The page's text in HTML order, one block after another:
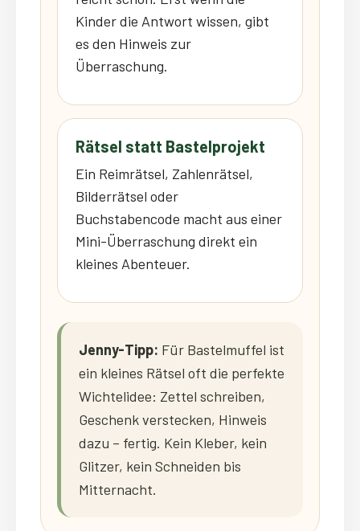
Kinder die Antwort wissen, gibt
es den Hinweis zur
Überraschung.
Rätsel statt Bastelprojekt
Ein Reimrätsel, Zahlenrätsel,
Bilderrätsel oder
Buchstabencode macht aus einer
Mini-Überraschung direkt ein
kleines Abenteuer.
Jenny-Tipp: Für Bastelmuffel ist
ein kleines Rätsel oft die perfekte
Wichtelidee: Zettel schreiben,
Geschenk verstecken, Hinweis
dazu – fertig. Kein Kleber, kein
Glitzer, kein Schneiden bis
Mitternacht.